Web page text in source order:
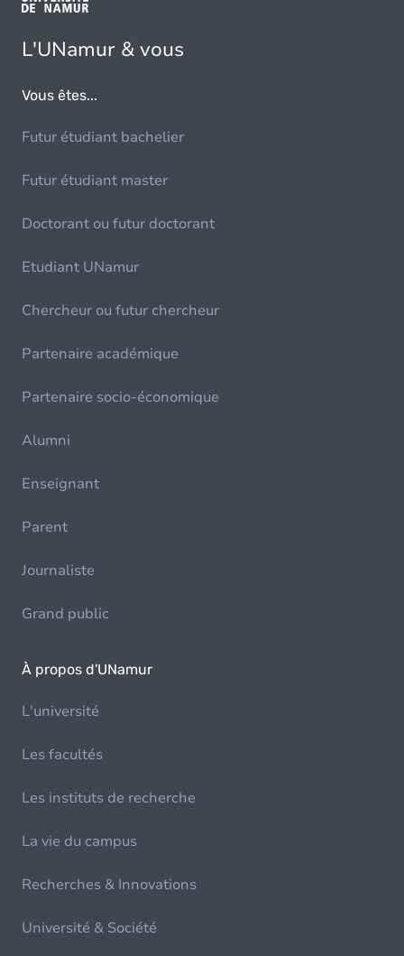
L'UNamur & vous
Vous êtes...
Futur étudiant bachelier
Futur étudiant master
Doctorant ou futur doctorant
Etudiant UNamur
Chercheur ou futur chercheur
Partenaire académique
Partenaire socio-économique
Alumni
Enseignant
Parent
Journaliste
Grand public
À propos d'UNamur
L'université
Les facultés
Les instituts de recherche
La vie du campus
Recherches & Innovations
Université & Société